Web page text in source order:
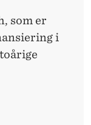
som er
i